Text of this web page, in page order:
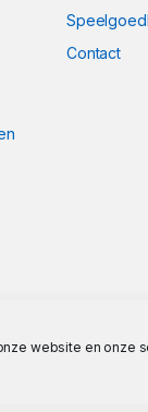
website en onze
Contact